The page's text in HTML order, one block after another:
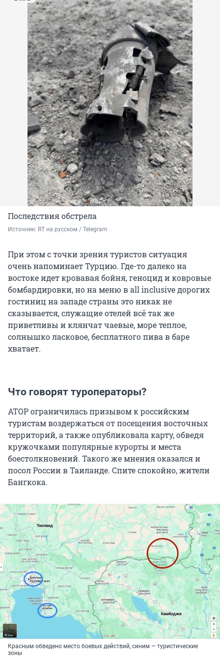
Последствия обстрела
Источник: RT на русском / Telegram
При этом с точки зрения туристов ситуация
очень напоминает Турцию. Где-то далеко на
востоке идет кровавая бойня, геноцид и ковровые
бомбардировки, но на меню в all inclusive дорогих
гостиниц на западе страны это никак не
сказывается, служащие отелей всё так же
приветливы и клянчат чаевые, море теплое,
солнышко ласковое, бесплатного пива в баре
хватает.
Что говорят туроператоры?
АТОР ограничилась призывом к российским
туристам воздержаться от посещения восточных
территорий, а также опубликовала карту, обведя
кружочками популярные курорты и места
боестолкновений. Такого же мнения оказался и
посол России в Таиланде. Спите спокойно, жители
Бангкока.
Красным обведено место боевых действий, синим — туристические
зоны